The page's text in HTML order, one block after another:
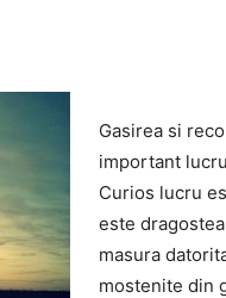
Gasirea si
important
Curios lucru
este
masura
mostenite din